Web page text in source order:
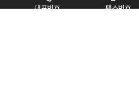
대표번호 팩스번호